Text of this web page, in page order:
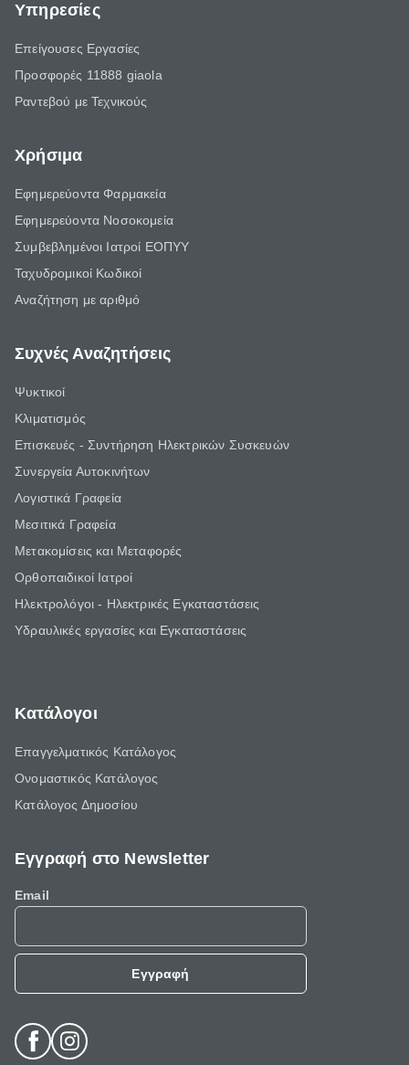
Υπηρεσίες
Επείγουσες Εργασίες
Προσφορές 11888 giaola
Ραντεβού με Τεχνικούς
Χρήσιμα
Εφημερεύοντα Φαρμακεία
Εφημερεύοντα Νοσοκομεία
Συμβεβλημένοι Ιατροί ΕΟΠΥΥ
Ταχυδρομικοί Κωδικοί
Αναζήτηση με αριθμό
Συχνές Αναζητήσεις
Ψυκτικοί
Κλιματισμός
Επισκευές - Συντήρηση Ηλεκτρικών Συσκευών
Συνεργεία Αυτοκινήτων
Λογιστικά Γραφεία
Μεσιτικά Γραφεία
Μετακομίσεις και Μεταφορές
Ορθοπαιδικοί Ιατροί
Ηλεκτρολόγοι - Ηλεκτρικές Εγκαταστάσεις
Υδραυλικές εργασίες και Εγκαταστάσεις
Κατάλογοι
Επαγγελματικός Κατάλογος
Ονομαστικός Κατάλογος
Κατάλογος Δημοσίου
Εγγραφή στο Newsletter
Email
Εγγραφή